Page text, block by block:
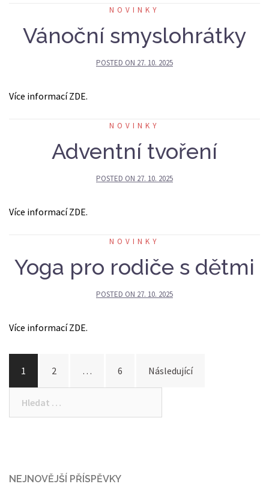
NOVINKY
Vánoční smyslohrátky
POSTED ON 27. 10. 2025
Více informací ZDE.
NOVINKY
Adventní tvoření
POSTED ON 27. 10. 2025
Více informací ZDE.
NOVINKY
Yoga pro rodiče s dětmi
POSTED ON 27. 10. 2025
Více informací ZDE.
příspěvků
1 2 … 6
Následující
NEJNOVĚJŠÍ PŘÍSPĚVKY